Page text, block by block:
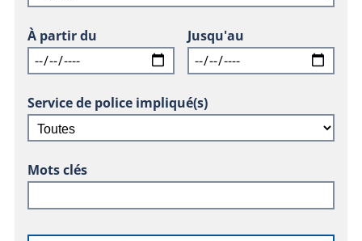
À partir du Jusqu'au
Service de police impliqué(s)
Mots clés